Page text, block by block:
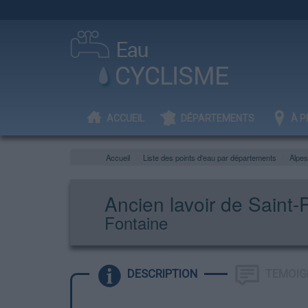
ACCUEIL DÉPARTEMENTS À
Accueil Liste des points d'eau par départements
Ancien lavoir de Saint-
Fontaine
DESCRIPTION